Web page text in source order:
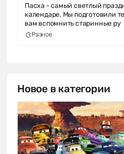
Пасха - самый светлый
календаре. Мы подготовили
вам вспомнить старинные ру
Разное
Новое в категории